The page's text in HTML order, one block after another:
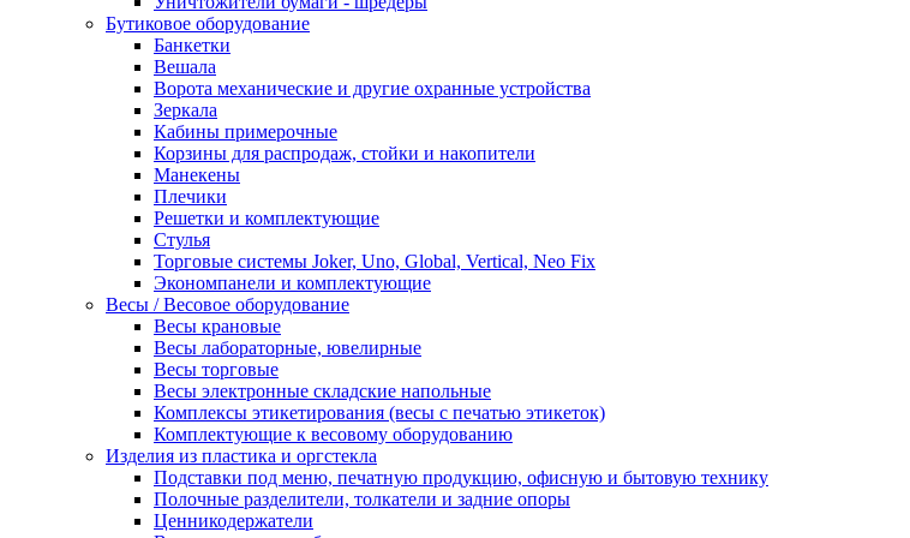
Бутиковое оборудование
Банкетки
Вешала
Ворота механические и другие охранные устройства
Зеркала
Кабины примерочные
Корзины для распродаж, стойки и накопители
Манекены
Плечики
Решетки и комплектующие
Стулья
Торговые системы Joker, Uno, Global, Vertical, Neo Fix
Экономпанели и комплектующие
Весы / Весовое оборудование
Весы крановые
Весы лабораторные, ювелирные
Весы торговые
Весы электронные складские напольные
Комплексы этикетирования (весы с печатью этикеток)
Комплектующие к весовому оборудованию
Изделия из пластика и оргстекла
Подставки под меню, печатную продукцию, офисную и бытовую технику
Полочные разделители, толкатели и задние опоры
Ценникодержатели